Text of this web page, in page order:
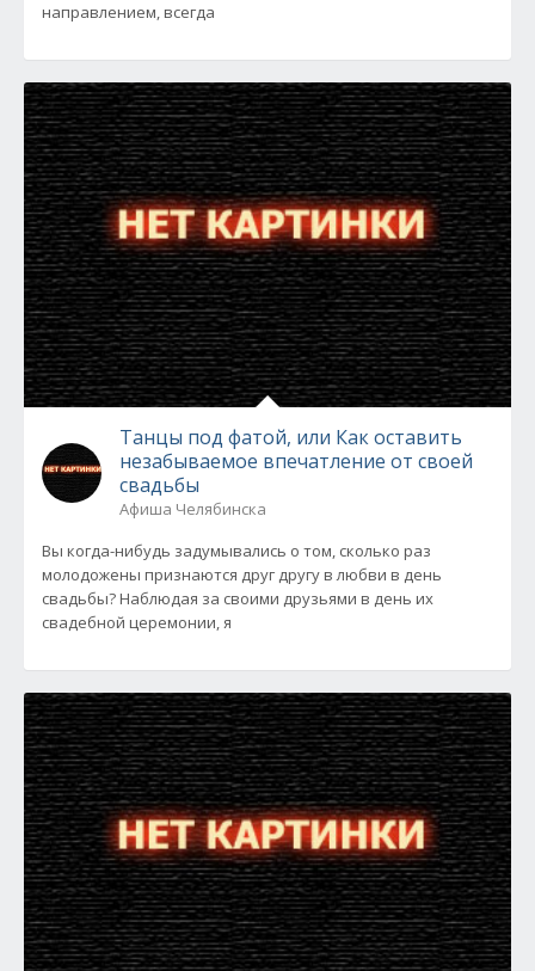
направлением, всегда
Танцы под фатой, или Как оставить
незабываемое впечатление от своей
свадьбы
Афиша Челябинска
Вы когда-нибудь задумывались о том, сколько раз
молодожены признаются друг другу в любви в день
свадьбы? Наблюдая за своими друзьями в день их
свадебной церемонии, я